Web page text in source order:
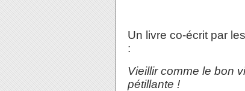
Un livre co-écrit par
:
Vieillir comme le bon
pétillante !